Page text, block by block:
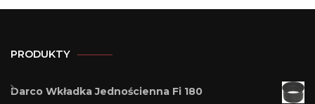
PRODUKTY
Darco Wkładka Jednościenna Fi 180